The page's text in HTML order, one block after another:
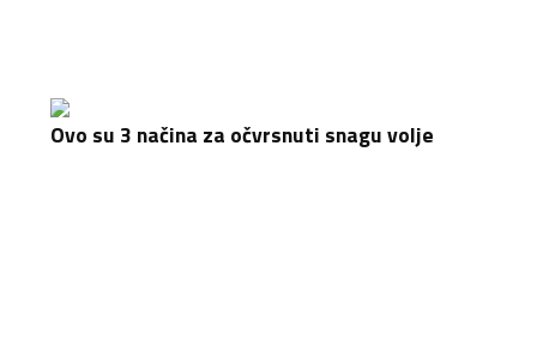
Ovo su 3 načina za očvrsnuti snagu volje